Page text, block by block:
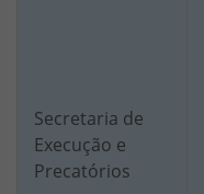
Secretaria de
Execução e
Precatórios